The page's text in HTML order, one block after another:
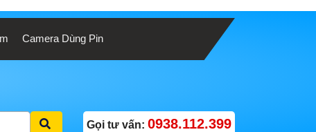
Camera Dùng Pin
Gọi tư vấn: 0938.112.399